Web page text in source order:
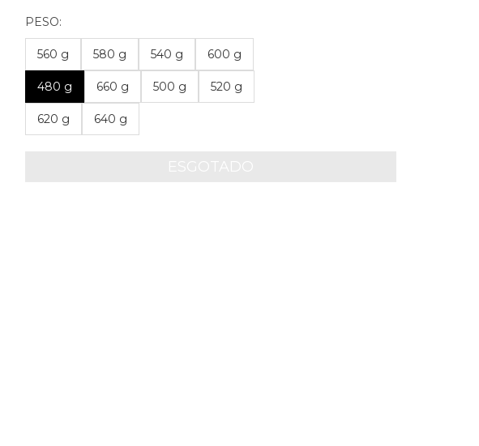
PESO:
560 g 580 g 540 g 600 g
480 g 660 g 500 g 520 g
620 g 640 g